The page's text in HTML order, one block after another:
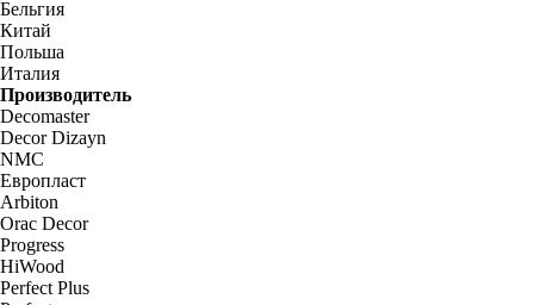
Бельгия
Китай
Польша
Италия
Производитель
Decomaster
Decor Dizayn
NMC
Европласт
Arbiton
Orac Decor
Progress
HiWood
Perfect Plus